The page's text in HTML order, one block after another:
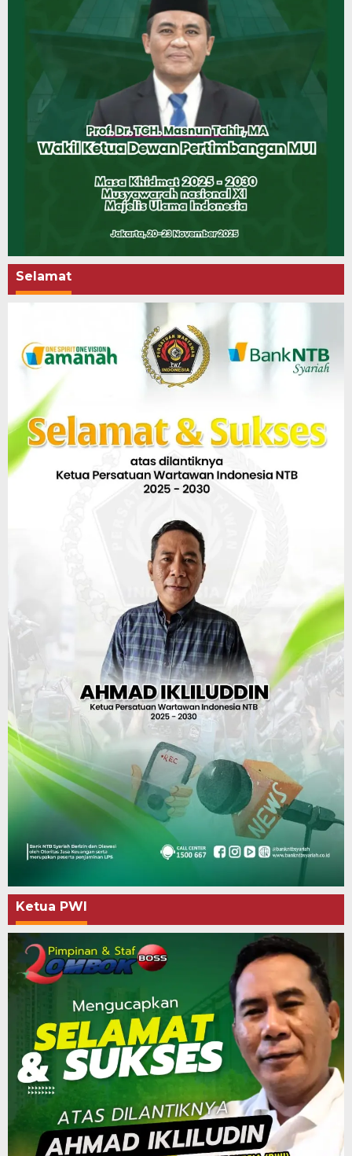
Selamat
Ketua PWI